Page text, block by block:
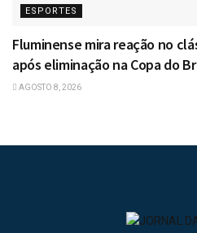
ESPORTES
Fluminense mira reação no
após eliminação na Copa do
AGOSTO 8, 2026